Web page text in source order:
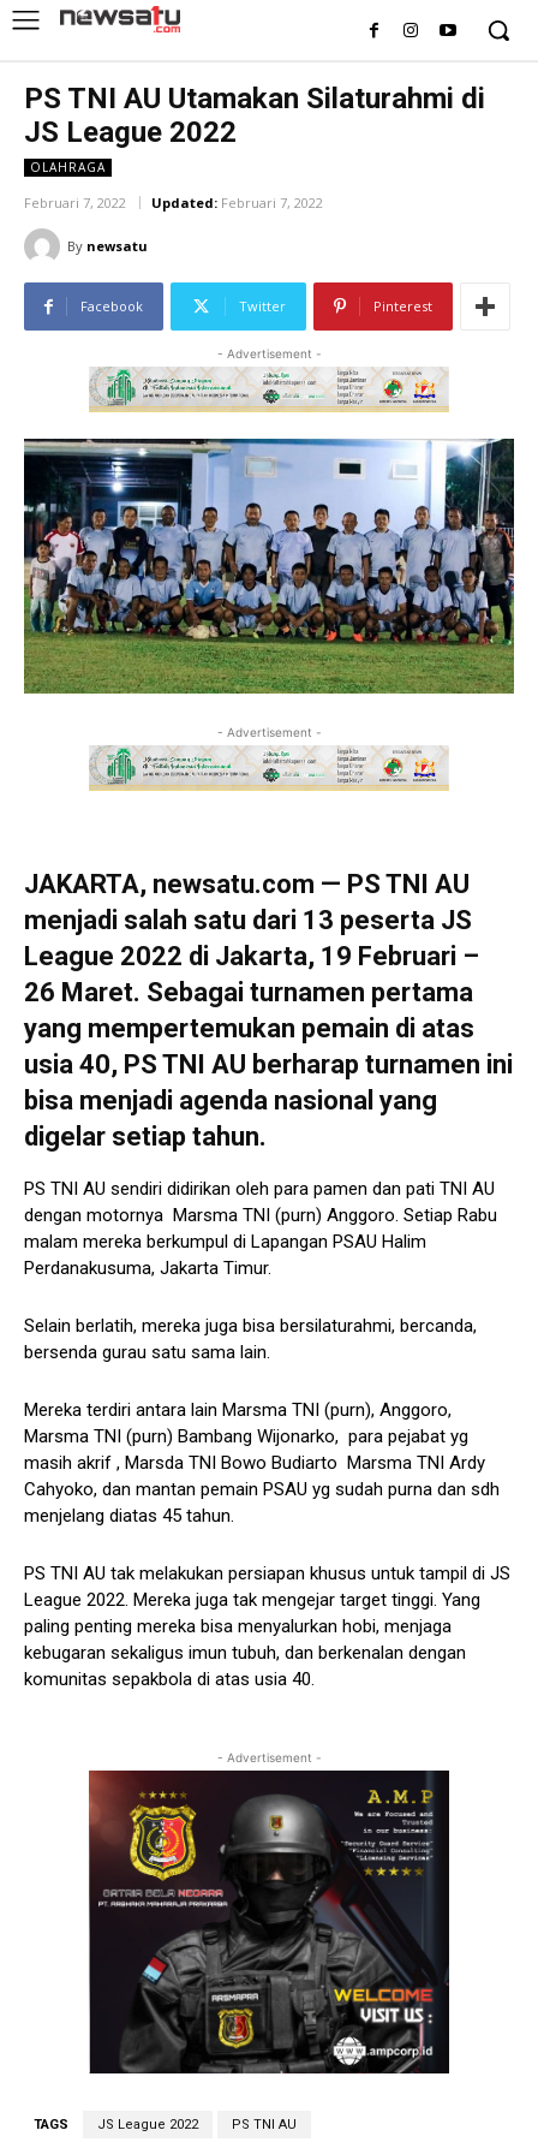
PS TNI AU Utamakan Silaturahmi di
JS League 2022
OLAHRAGA
Februari 7, 2022 Updated: Februari 7, 2022
By newsatu
Facebook Twitter Pinterest
- Advertisement -
- Advertisement -
JAKARTA, newsatu.com — PS TNI AU
menjadi salah satu dari 13 peserta JS
League 2022 di Jakarta, 19 Februari –
26 Maret. Sebagai turnamen pertama
yang mempertemukan pemain di atas
usia 40, PS TNI AU berharap turnamen ini
bisa menjadi agenda nasional yang
digelar setiap tahun.
PS TNI AU sendiri didirikan oleh para pamen dan pati TNI AU
dengan motornya Marsma TNI (purn) Anggoro. Setiap Rabu
malam mereka berkumpul di Lapangan PSAU Halim
Perdanakusuma, Jakarta Timur.
Selain berlatih, mereka juga bisa bersilaturahmi, bercanda,
bersenda gurau satu sama lain.
Mereka terdiri antara lain Marsma TNI (purn), Anggoro,
Marsma TNI (purn) Bambang Wijonarko, para pejabat yg
masih akrif , Marsda TNI Bowo Budiarto Marsma TNI Ardy
Cahyoko, dan mantan pemain PSAU yg sudah purna dan sdh
menjelang diatas 45 tahun.
PS TNI AU tak melakukan persiapan khusus untuk tampil di JS
League 2022. Mereka juga tak mengejar target tinggi. Yang
paling penting mereka bisa menyalurkan hobi, menjaga
kebugaran sekaligus imun tubuh, dan berkenalan dengan
komunitas sepakbola di atas usia 40.
- Advertisement -
TAGS JS League 2022 PS TNI AU